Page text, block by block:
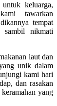
untuk keluarga,
tawarkan
tempat
sambil nikmati
laut dan
unik dalam
kami hari
dan rasakan
yang